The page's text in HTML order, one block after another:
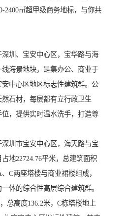
2400㎡超甲级商务地标，与你共
圳、宝安中心区，宝华路与海
海景地块，是集办公、商业于
中心区地区标志性建筑群。公
石材，每层都有立行政卫生
，提供实时温水洗手，打造尊
圳市宝安中心区，海天路与宝
地22724.76平米，总建筑面积
C两座塔楼与商业裙楼组成，
体的综合性高层综合建筑群。
总高度136.2米，C栋塔楼地上